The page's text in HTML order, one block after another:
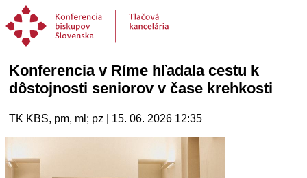
Konferencia v Ríme hľadala cestu k
dôstojnosti seniorov v čase krehkosti
TK KBS, pm, ml; pz | 15. 06. 2026 12:35